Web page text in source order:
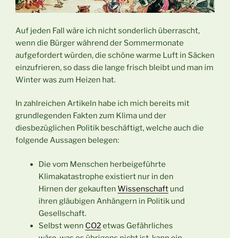
Auf jeden Fall wäre ich nicht sonderlich überrascht,
wenn die Bürger während der Sommermonate
aufgefordert würden, die schöne warme Luft in Säcken
einzufrieren, so dass die lange frisch bleibt und man im
Winter was zum Heizen hat.
In zahlreichen Artikeln habe ich mich bereits mit
grundlegenden Fakten zum Klima und der
diesbezüglichen Politik beschäftigt, welche auch die
folgende Aussagen belegen:
Die vom Menschen herbeigeführte
Klimakatastrophe existiert nur in den
Hirnen der gekauften Wissenschaft und
ihren gläubigen Anhängern in Politik und
Gesellschaft.
Selbst wenn CO2etwas Gefährliches